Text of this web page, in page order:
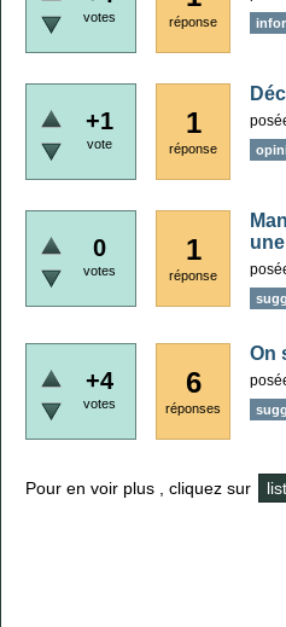
votes réponse
+1
vote
1
réponse
0
votes
1
réponse
+4
votes
6
réponses
On
Pour en voir plus , cliquez sur